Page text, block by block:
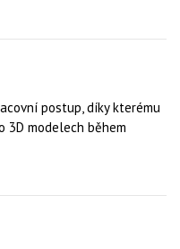
postup, díky kterému
modelech během